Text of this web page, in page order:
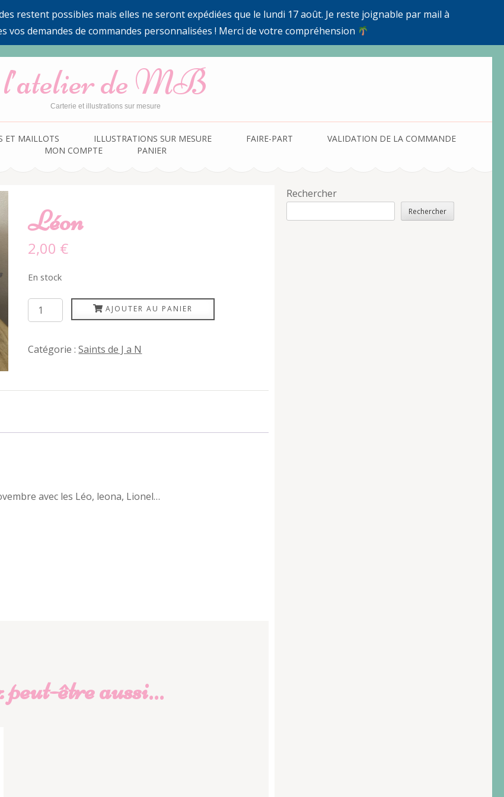
restent possibles mais elles ne seront expédiées que le lundi 17 août. Je reste joignable par mail à
vos demandes de commandes personnalisées ! Merci de votre compréhension
l’atelier de MB
Carterie et illustrations sur mesure
ET MAILLOTS ILLUSTRATIONS SUR MESURE FAIRE-PART
VALIDATION DE LA COMMANDE
MON COMPTE
PANIER
Léon
2,00 €
En stock
quantité
de
AJOUTER AU PANIER
Catégorie :Saints de J a N
avec les Léo, leona, Lionel…
peut-être aussi…
Rechercher
Rechercher